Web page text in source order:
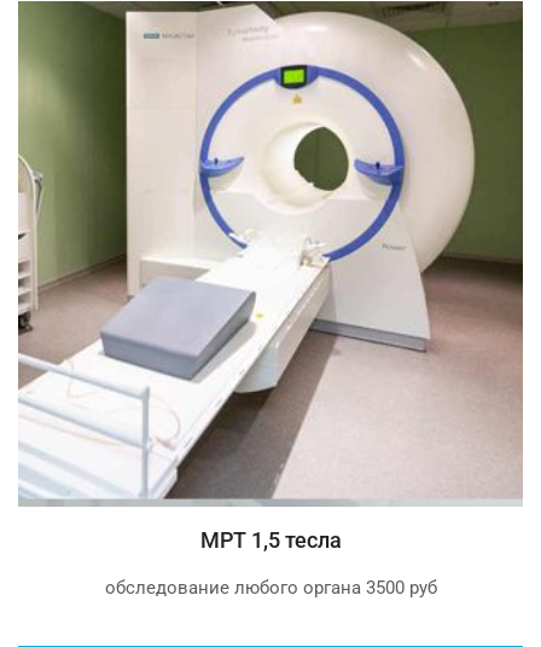
СТОМАТОЛОГИЯ
Бесплатная консультация у опытных стоматологов